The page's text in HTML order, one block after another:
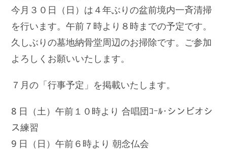
今月３０日（日）は４年ぶりの盆前境内一斉清掃
を行います。午前７時より８時までの予定です。
久しぶりの墓地納骨堂周辺のお掃除です。ご参加
よろしくお願いいたします。
７月の「行事予定」を掲載いたします。
8 日（土）午前１０時より 合唱団ｺｰﾙ･シンビオシ
ス練習
9 日（日）午前６時より 朝念仏会